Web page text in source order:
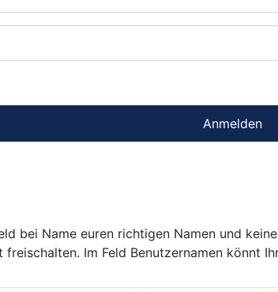
Anmelden
bei Name euren richtigen Namen und
Im Feld Benutzernamen könnt